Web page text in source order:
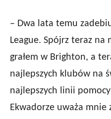
– Dwa lata temu
League. Spójrz teraz
grałem w Brighton, a
najlepszych klubów na
najlepszych linii
Ekwadorze uważa mnie